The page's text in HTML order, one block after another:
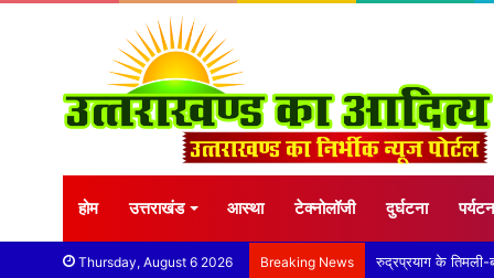
होम उत्तराखंड आस्था टेक्नोलॉजी दुर्घटना पर्यटन
Thursday, August 6 2026 Breaking News